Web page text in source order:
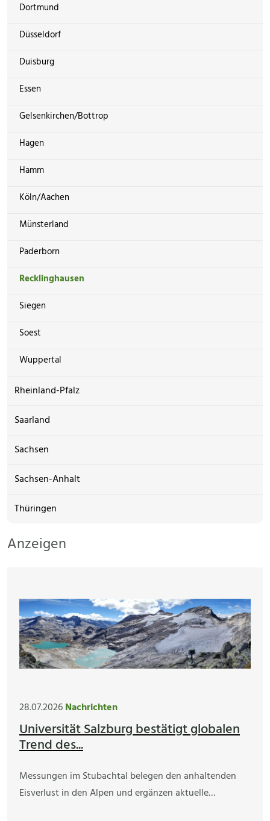
Dortmund
Düsseldorf
Duisburg
Essen
Gelsenkirchen/Bottrop
Hagen
Hamm
Köln/Aachen
Münsterland
Paderborn
Recklinghausen
Siegen
Soest
Wuppertal
Rheinland-Pfalz
Saarland
Sachsen
Sachsen-Anhalt
Thüringen
Anzeigen
28.07.2026Nachrichten
Universität Salzburg bestätigt globalen
Trend des...
Messungen im Stubachtal belegen den anhaltenden
Eisverlust in den Alpen und ergänzen aktuelle…